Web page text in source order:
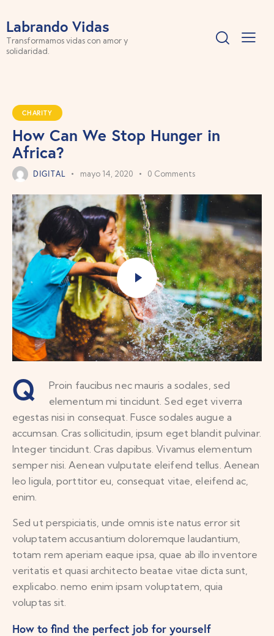
Labrando Vidas
Transformamos vidas con amor y
solidaridad.
CHARITY
How Can We Stop Hunger in
Africa?
DIGITAL mayo 14, 2020 0 Comments
Q
Proin faucibus nec mauris a sodales, sed
elementum mi tincidunt. Sed eget viverra
egestas nisi in consequat. Fusce sodales augue a
accumsan. Cras sollicitudin, ipsum eget blandit pulvinar.
Integer tincidunt. Cras dapibus. Vivamus elementum
semper nisi. Aenean vulputate eleifend tellus. Aenean
leo ligula, porttitor eu, consequat vitae, eleifend ac,
enim.
Sed ut perspiciatis, unde omnis iste natus error sit
voluptatem accusantium doloremque laudantium,
totam rem aperiam eaque ipsa, quae ab illo inventore
veritatis et quasi architecto beatae vitae dicta sunt,
explicabo. nemo enim ipsam voluptatem, quia
voluptas sit.
How to find the perfect job for yourself